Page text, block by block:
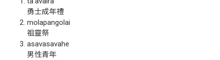
勇士成年禮
molapangolai
祖靈祭
asavasavahe
男性青年